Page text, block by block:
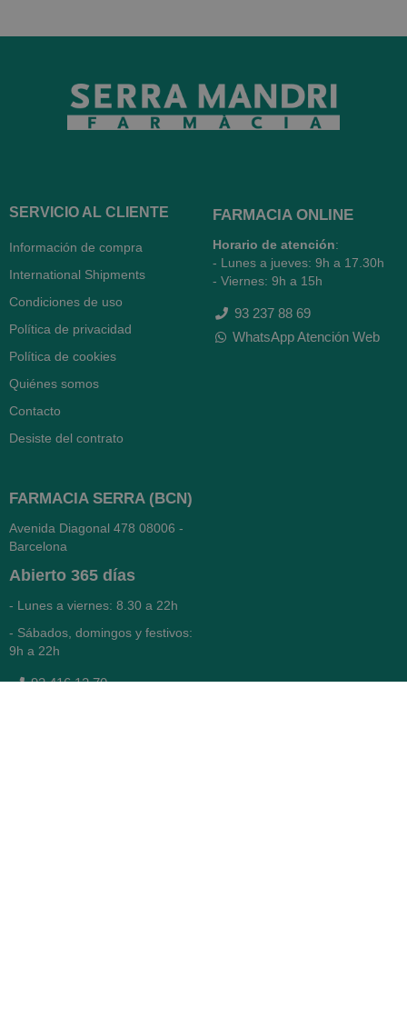
SERVICIO AL CLIENTE
Información de compra
International Shipments
Condiciones de uso
Política de privacidad
Política de cookies
Quiénes somos
Contacto
Desiste del contrato
FARMACIA ONLINE
Horario de atención:
- Lunes a jueves: 9h a 17.30h
- Viernes: 9h a 15h
93 237 88 69
WhatsApp Atención Web
FARMACIA SERRA (BCN)
Avenida Diagonal 478 08006 -
Barcelona
Abierto 365 días
- Lunes a viernes: 8.30 a 22h
- Sábados, domingos y festivos:
9h a 22h
93 416 12 70